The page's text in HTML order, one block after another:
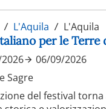
abruzzese è
cotti alla brace,
e i formaggi di
tra cui il celebre
tra mare
L'Aquila L'Aquila
per le Terre
06/09/2026
Sagre
del festival